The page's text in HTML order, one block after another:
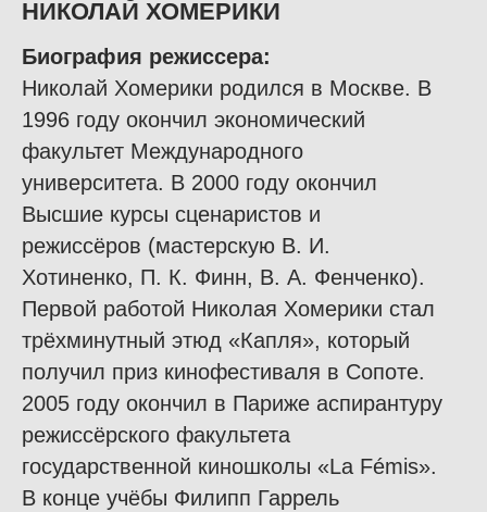
НИКОЛАЙ ХОМЕРИКИ
Биография режиссера:
Николай Хомерики родился в Москве. В
1996 году окончил экономический
факультет Международного
университета. В 2000 году окончил
Высшие курсы сценаристов и
режиссёров (мастерскую В. И.
Хотиненко, П. К. Финн, В. А. Фенченко).
Первой работой Николая Хомерики стал
трёхминутный этюд «Капля», который
получил приз кинофестиваля в Сопоте.
2005 году окончил в Париже аспирантуру
режиссёрского факультета
государственной киношколы «La Fémis».
В конце учёбы Филипп Гаррель